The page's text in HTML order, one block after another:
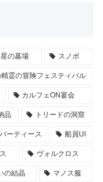
星の墓場 スノボ
霊の冒険フェスティバル
カルフェON宴会
品 トリードの洞窟
ーティース 船員UI
ヴォルクロス
の結晶 マノス服